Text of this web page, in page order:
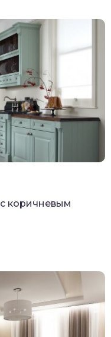
с коричневым